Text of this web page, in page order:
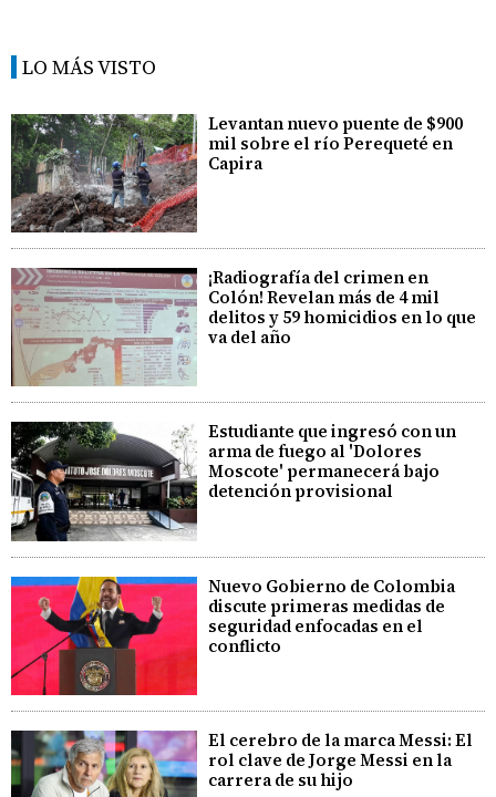
LO MÁS VISTO
Levantan nuevo puente de $900
mil sobre el río Perequeté en
Capira
¡Radiografía del crimen en
Colón! Revelan más de 4 mil
delitos y 59 homicidios en lo que
va del año
Estudiante que ingresó con un
arma de fuego al 'Dolores
Moscote' permanecerá bajo
detención provisional
Nuevo Gobierno de Colombia
discute primeras medidas de
seguridad enfocadas en el
conflicto
El cerebro de la marca Messi: El
rol clave de Jorge Messi en la
carrera de su hijo